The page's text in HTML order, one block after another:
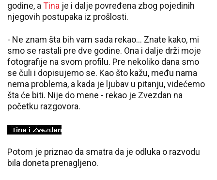
godine, a Tina je i dalje povređena zbog pojedinih
njegovih postupaka iz prošlosti.
- Ne znam šta bih vam sada rekao... Znate kako, mi
smo se rastali pre dve godine. Ona i dalje drži moje
fotografije na svom profilu. Pre nekoliko dana smo
se čuli i dopisujemo se. Kao što kažu, među nama
nema problema, a kada je ljubav u pitanju, videćemo
šta će biti. Nije do mene - rekao je Zvezdan na
početku razgovora.
Potom je priznao da smatra da je odluka o razvodu
bila doneta prenagljeno.